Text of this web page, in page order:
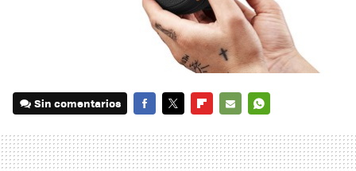
Sin comentarios
MAIL